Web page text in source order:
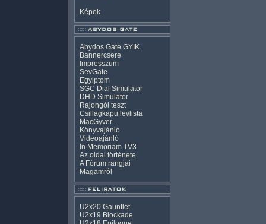
Képek
Abydos Gate GYIK
Bannercsere
Impresszum
SevGate
Egyiptom
SGC Dial Simulator
DHD Simulator
Rajongói teszt
Csillagkapu levlista
MacGyver
Könyvajánló
Videoajánló
In Memoriam TV3
Az oldal története
A Fórum rangjai
Magamról
U2x20 Gauntlet
U2x19 Blockade